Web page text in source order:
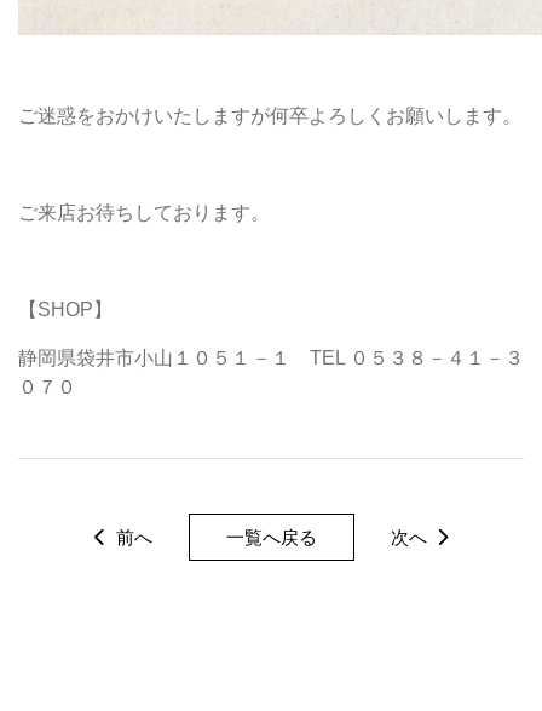
ご迷惑をおかけいたしますが何卒よろしくお願いします。
ご来店お待ちしております。
【SHOP】
静岡県袋井市小山１０５１－１ TEL ０５３８－４１－３
０７０
前へ 一覧へ戻る 次へ